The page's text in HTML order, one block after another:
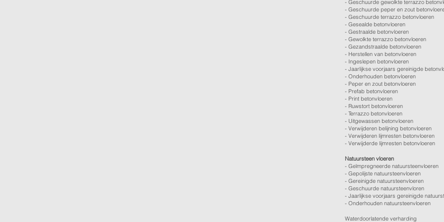
-Geschuurde gewolkte terrazzo
-Geschuurde peper en zout
-Geschuurde terrazzo betonvloeren
-Gesealde betonvloeren
-Gestraalde betonvloeren
-Gewolkte terrazzo betonvloeren
-Gezandstraalde betonvloeren
- Herstellen van betonvloeren
- Ingeslepen betonvloeren
-Jaarlijkse voorjaars gereinigde
-Onderhouden betonvloeren
-Peper en zout betonvloeren
-Prefab betonvloeren
- Print betonvloeren
- Ruwstort betonvloeren
-Terrazzo betonvloeren
- Uitgewassen betonvloeren
-Verwijderen belijning betonvloeren
-Verwijderen lijmresten betonvloeren
- Verwijderde lijmresten betonvloeren
Natuursteen vloeren
- Geïmpregneerde natuursteenvloeren
- Gepolijste natuursteenvloeren
- Gereinigde natuursteenvloeren
- Geschuurde natuursteenvloren
- Jaarlijkse voorjaars gereinigde
- Onderhouden natuursteenvloeren
Waterdoorlatende verharding